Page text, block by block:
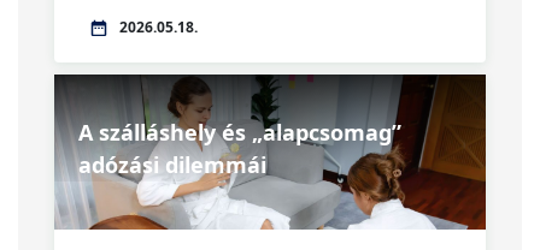
2026.05.18.
A szálláshely és „alapcsomag”
adózási dilemmái